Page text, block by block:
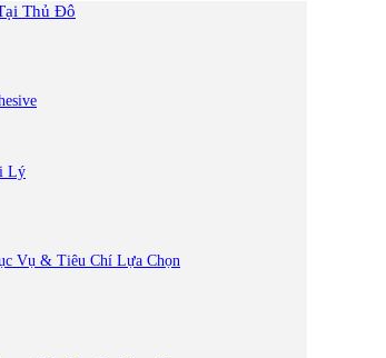
Thủ Đô
Lý
Vụ & Tiêu Chí Lựa Chọn